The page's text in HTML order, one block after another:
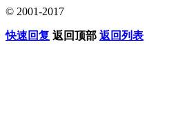
© 2001-2017
快速回复 返回顶部 返回列表